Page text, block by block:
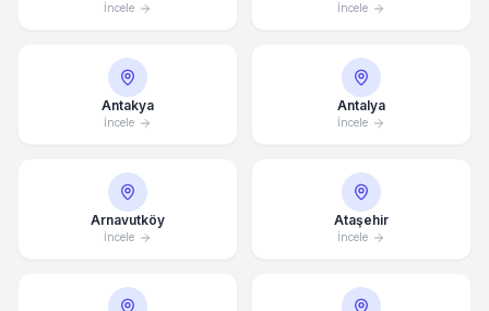
İncele İncele
Antakya
İncele
Antalya
İncele
Arnavutköy
İncele
Ataşehir
İncele